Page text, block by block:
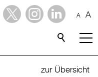
A A
zur Übersicht